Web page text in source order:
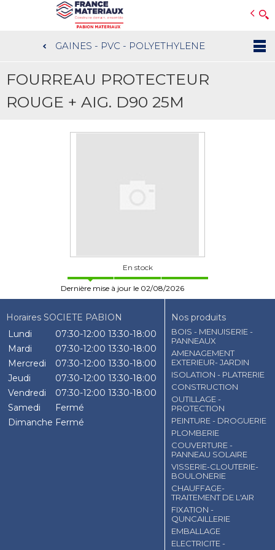
au
contenu
GAINES - PVC - POLYETHYLENE
FOURREAU PROTECTEUR
ROUGE + AIG. D90 25M
En stock
Dernière mise à jour le 02/08/2026
Horaires SOCIETE PABION
Lundi
07:30-12:00 13:30-18:00
Mardi
07:30-12:00 13:30-18:00
Mercredi
07:30-12:00 13:30-18:00
Jeudi
07:30-12:00 13:30-18:00
Vendredi
07:30-12:00 13:30-18:00
Samedi
Fermé
Dimanche Fermé
Nos produits
BOIS - MENUISERIE -
PANNEAUX
AMENAGEMENT
EXTERIEUR- JARDIN
ISOLATION - PLATRERIE
CONSTRUCTION
OUTILLAGE -
PROTECTION
PEINTURE - DROGUERIE
PLOMBERIE
COUVERTURE -
PANNEAU SOLAIRE
VISSERIE-CLOUTERIE-
BOULONERIE
CHAUFFAGE-
TRAITEMENT DE L'AIR
FIXATION -
QUNCAILLERIE
EMBALLAGE
ELECTRICITE -